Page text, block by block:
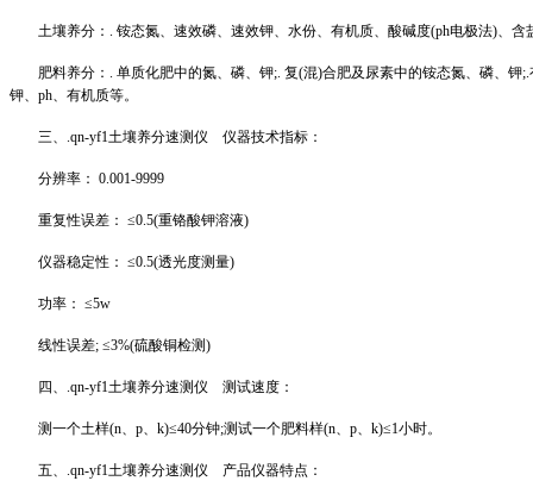
土壤养分： . 铵态氮、速效磷、速效钾、水份、有机质、酸碱度(ph电极法)、含
肥料养分： . 单质化肥中的氮、磷、钾;. 复(混)合肥及尿素中的铵态氮、磷、
钾、 ph、有机质等。
三、 .qn-yf1土壤养分速测仪 仪器技术指标：
分辨率： 0.001-9999
重复性误差： ≤0.5(重铬酸钾溶液)
仪器稳定性： ≤0.5(透光度测量)
功率： ≤5w
线性误差; ≤3%(硫酸铜检测)
四、 .qn-yf1土壤养分速测仪 测试速度：
测一个土样(n、p、k)≤40分钟;测试一个肥料样(n、p、k)≤1小时。
五、 .qn-yf1土壤养分速测仪 产品仪器特点：